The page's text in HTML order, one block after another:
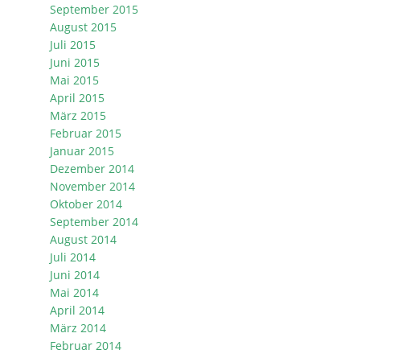
September 2015
August 2015
Juli 2015
Juni 2015
Mai 2015
April 2015
März 2015
Februar 2015
Januar 2015
Dezember 2014
November 2014
Oktober 2014
September 2014
August 2014
Juli 2014
Juni 2014
Mai 2014
April 2014
März 2014
Februar 2014